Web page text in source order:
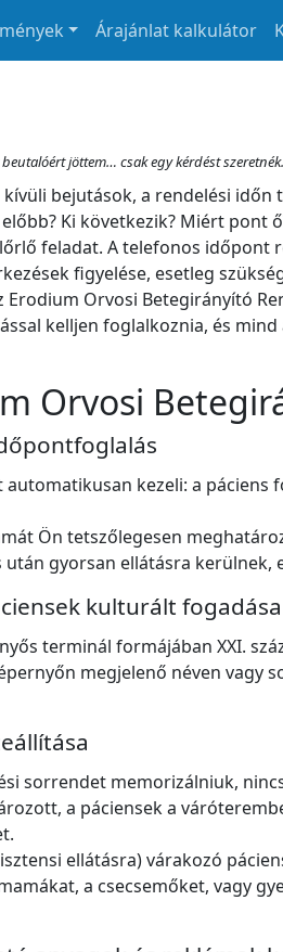
Árajánlat kalkulátor
jöttem… csak egy kérdést
bejutások, a rendelési
Ki következik? Miért pont
feladat. A telefonos időpont
figyelése, esetleg
Orvosi Betegirányító
kelljen foglalkoznia, és
Orvosi
kezeli: a
Ön tetszőlegesen
gyorsan ellátásra kerülnek,
kulturált fogadása
terminál formájában XXI.
megjelenő néven vagy
sorrendet memorizálniuk,
a páciensek a
ellátásra) várakozó
a csecsemőket, vagy